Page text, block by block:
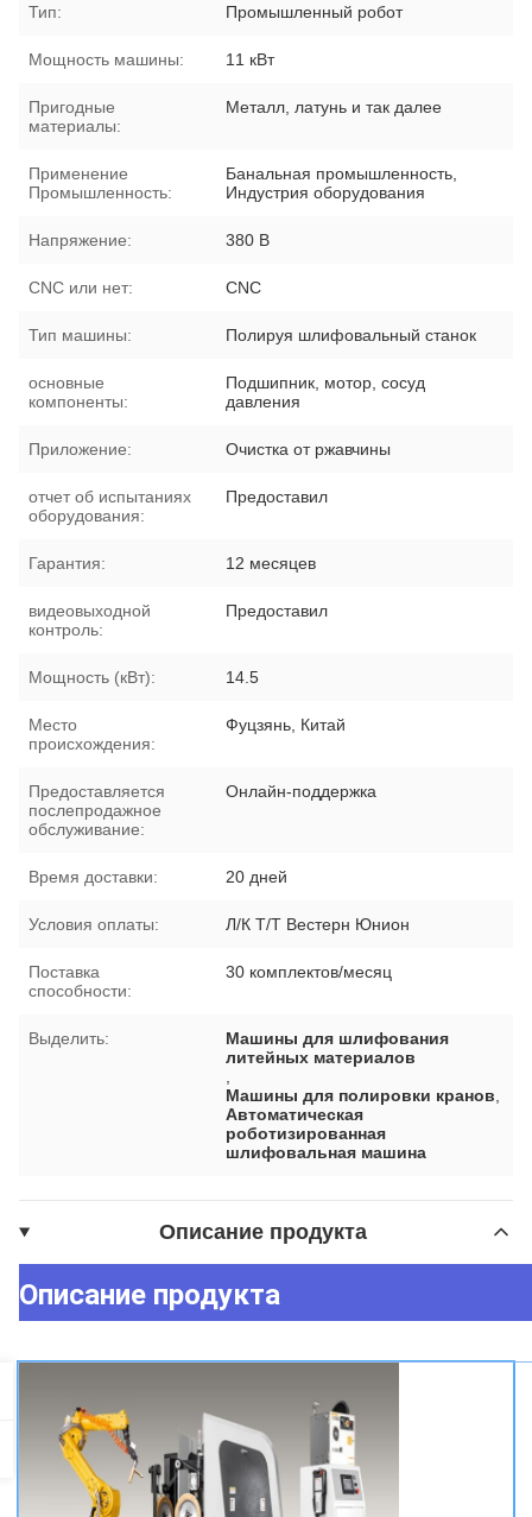
Тип: Промышленный робот
Мощность машины: 11 кВт
Пригодные
материалы:
Металл, латунь и так далее
Применение
Промышленность:
Банальная промышленность,
Индустрия оборудования
Напряжение: 380 В
CNC или нет: CNC
Тип машины: Полируя шлифовальный станок
основные
компоненты:
Подшипник, мотор, сосуд
давления
Приложение: Очистка от ржавчины
отчет об испытаниях
оборудования:
Предоставил
Гарантия: 12 месяцев
видеовыходной
контроль:
Предоставил
Мощность (кВт): 14.5
Место
происхождения:
Фуцзянь, Китай
Предоставляется
послепродажное
обслуживание:
Онлайн-поддержка
Время доставки: 20 дней
Условия оплаты: Л/К Т/Т Вестерн Юнион
Поставка
способности:
30 комплектов/месяц
Выделить:
Машины для шлифования
литейных материалов
Машины для полировки кранов
Автоматическая
роботизированная
шлифовальная машина
Описание продукта
Описание продукта